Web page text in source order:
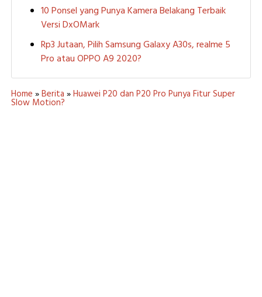
10 Ponsel yang Punya Kamera Belakang Terbaik
Versi DxOMark
Rp3 Jutaan, Pilih Samsung Galaxy A30s, realme 5
Pro atau OPPO A9 2020?
Home »Berita »Huawei P20 dan P20 Pro Punya Fitur Super
Slow Motion?